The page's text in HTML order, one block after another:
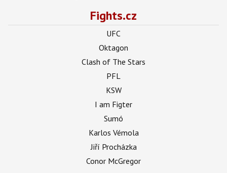
Fights.cz
UFC
Oktagon
Clash of The Stars
PFL
KSW
I am Figter
Sumó
Karlos Vémola
Jiří Procházka
Conor McGregor